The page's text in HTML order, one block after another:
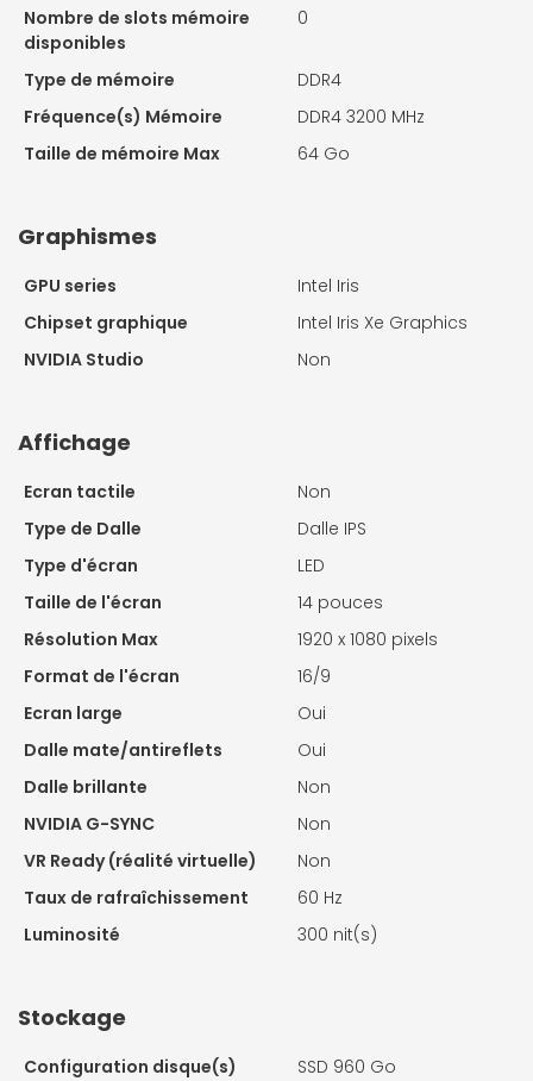
Nombre de slots mémoire
disponibles
0
Type de mémoire
DDR4
Fréquence(s) Mémoire
DDR4 3200 MHz
Taille de mémoire Max
64 Go
Graphismes
GPU series
Intel Iris
Chipset graphique
Intel Iris Xe Graphics
NVIDIA Studio
Non
Affichage
Ecran tactile
Non
Type de Dalle
Dalle IPS
Type d'écran
LED
Taille de l'écran
14 pouces
Résolution Max
1920 x 1080 pixels
Format de l'écran
16/9
Ecran large
Oui
Dalle mate/antireflets
Oui
Dalle brillante
Non
NVIDIA G-SYNC
Non
VR Ready (réalité virtuelle)
Non
Taux de rafraîchissement
60 Hz
Luminosité
300 nit(s)
Stockage
Configuration disque(s)
SSD 960 Go